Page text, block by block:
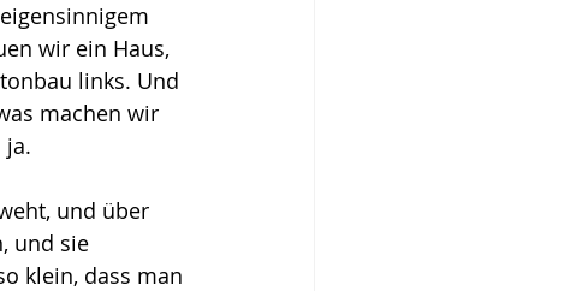
wir ein Haus,
links. Und
machen wir
ja.
und über
und sie
klein, dass man